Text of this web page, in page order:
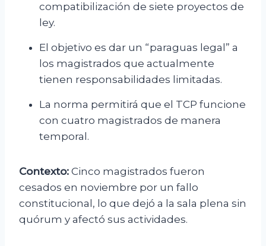
compatibilización de siete proyectos de
ley.
El objetivo es dar un “paraguas legal” a
los magistrados que actualmente
tienen responsabilidades limitadas.
La norma permitirá que el TCP funcione
con cuatro magistrados de manera
temporal.
Contexto: Cinco magistrados fueron
cesados en noviembre por un fallo
constitucional, lo que dejó a la sala plena sin
quórum y afectó sus actividades.